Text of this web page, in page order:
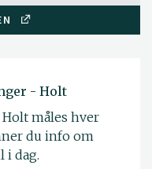
- Holt
måles hver
du info om
i dag.